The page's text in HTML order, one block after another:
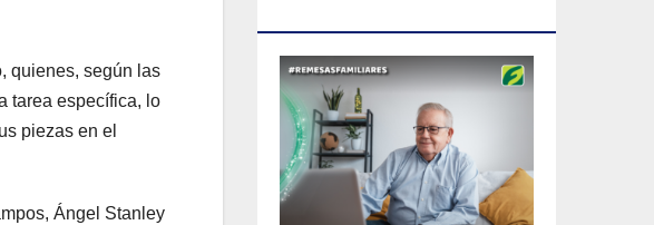
quienes, según las
tarea específica, lo
piezas en el
Ángel Stanley